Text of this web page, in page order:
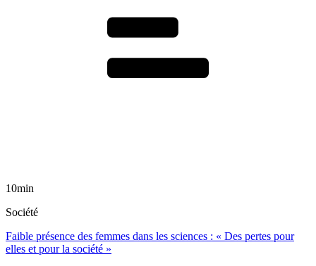
10min
Société
Faible présence des femmes dans les sciences : « Des pertes pour
elles et pour la société »